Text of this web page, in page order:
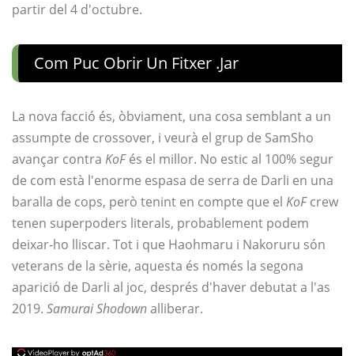
partir del 4 d'octubre.
Com Puc Obrir Un Fitxer .jar
La nova facció és, òbviament, una cosa semblant a un
assumpte de crossover, i veurà el grup de SamSho
avançar contra KoFés el millor. No estic al 100% segur
de com està l'enorme espasa de serra de Darli en una
baralla de cops, però tenint en compte que el KoFcrew
tenen superpoders literals, probablement podem
deixar-ho lliscar. Tot i que Haohmaru i Nakoruru són
veterans de la sèrie, aquesta és només la segona
aparició de Darli al joc, després d'haver debutat a l'as
2019. Samurai Shodownalliberar.